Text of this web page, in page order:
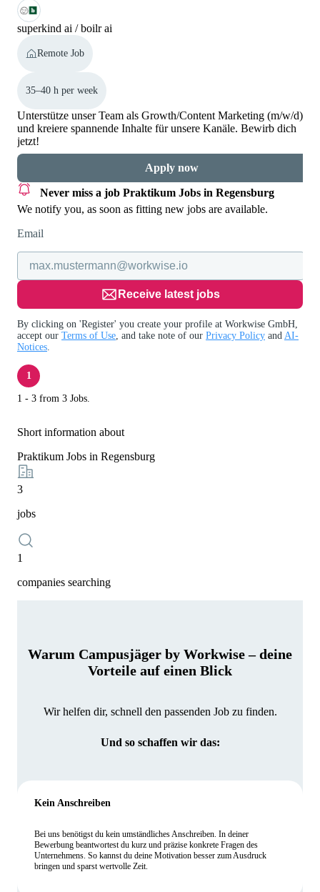
superkind ai / boilr ai
Remote Job
35–40 h per week
Unterstütze unser Team als Growth/Content Marketing (m/w/d)
und kreiere spannende Inhalte für unsere Kanäle. Bewirb dich
jetzt!
Apply now
Never miss a job Praktikum Jobs in Regensburg
We notify you, as soon as fitting new jobs are available.
Email
Receive latest jobs
By clicking on 'Register' you create your profile at Workwise GmbH,
accept our Terms of Use, and take note of our Privacy Policy and AI-
Notices.
1
1 - 3 from 3 Jobs.
Short information about
Praktikum Jobs in Regensburg
3
jobs
1
companies searching
Warum Campusjäger by Workwise – deine
Vorteile auf einen Blick
Wir helfen dir, schnell den passenden Job zu finden.
Und so schaffen wir das:
Kein Anschreiben
Bei uns benötigst du kein umständliches Anschreiben. In deiner
Bewerbung beantwortest du kurz und präzise konkrete Fragen des
Unternehmens. So kannst du deine Motivation besser zum Ausdruck
bringen und sparst wertvolle Zeit.